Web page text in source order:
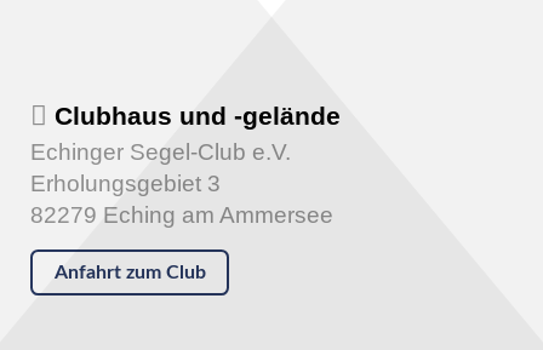
Clubhaus und -gelände
Echinger Segel-Club e.V.
Erholungsgebiet 3
82279 Eching am Ammersee
Anfahrt zum Club